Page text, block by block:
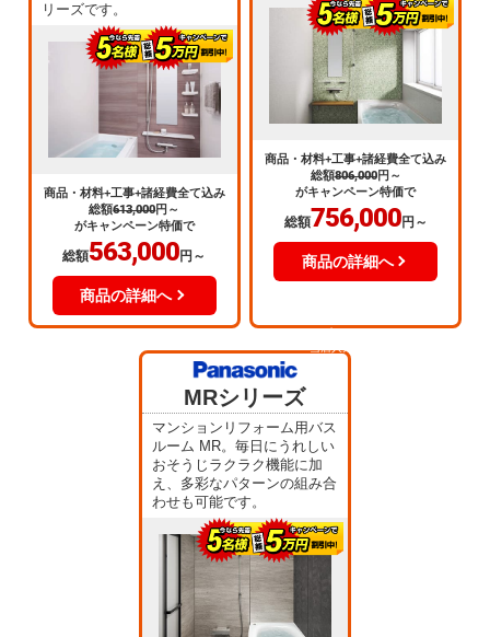
リーズです。
商品・材料+工事+諸経費全て込み
総額613,000円～
がキャンペーン特価で
総額563,000円～
商品の詳細へ
商品・材料+工事+諸経費全て込み
総額806,000円～
がキャンペーン特価で
総額756,000円～
商品の詳細へ
MRシリーズ
マンションリフォーム用バス
ルーム MR。毎日にうれしい
おそうじラクラク機能に加
え、多彩なパターンの組み合
わせも可能です。